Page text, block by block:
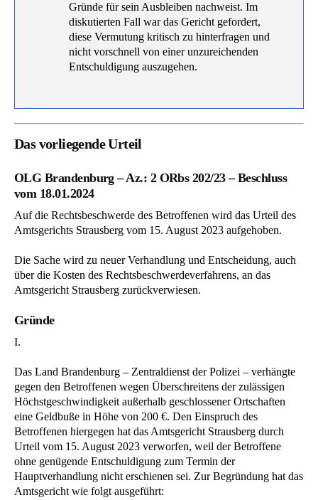
Gründe für sein Ausbleiben nachweist. Im
diskutierten Fall war das Gericht gefordert,
diese Vermutung kritisch zu hinterfragen und
nicht vorschnell von einer unzureichenden
Entschuldigung auszugehen.
Das vorliegende Urteil
OLG Brandenburg – Az.: 2 ORbs 202/23 – Beschluss
vom 18.01.2024
Auf die Rechtsbeschwerde des Betroffenen wird das Urteil des
Amtsgerichts Strausberg vom 15. August 2023 aufgehoben.
Die Sache wird zu neuer Verhandlung und Entscheidung, auch
über die Kosten des Rechtsbeschwerdeverfahrens, an das
Amtsgericht Strausberg zurückverwiesen.
Gründe
I.
Das Land Brandenburg – Zentraldienst der Polizei – verhängte
gegen den Betroffenen wegen Überschreitens der zulässigen
Höchstgeschwindigkeit außerhalb geschlossener Ortschaften
eine Geldbuße in Höhe von 200 €. Den Einspruch des
Betroffenen hiergegen hat das Amtsgericht Strausberg durch
Urteil vom 15. August 2023 verworfen, weil der Betroffene
ohne genügende Entschuldigung zum Termin der
Hauptverhandlung nicht erschienen sei. Zur Begründung hat das
Amtsgericht wie folgt ausgeführt: